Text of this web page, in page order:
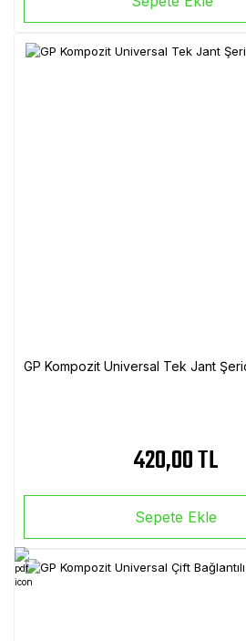
GP Kompozit Universal Tek Jant
420,00 TL
Sepete Ekle